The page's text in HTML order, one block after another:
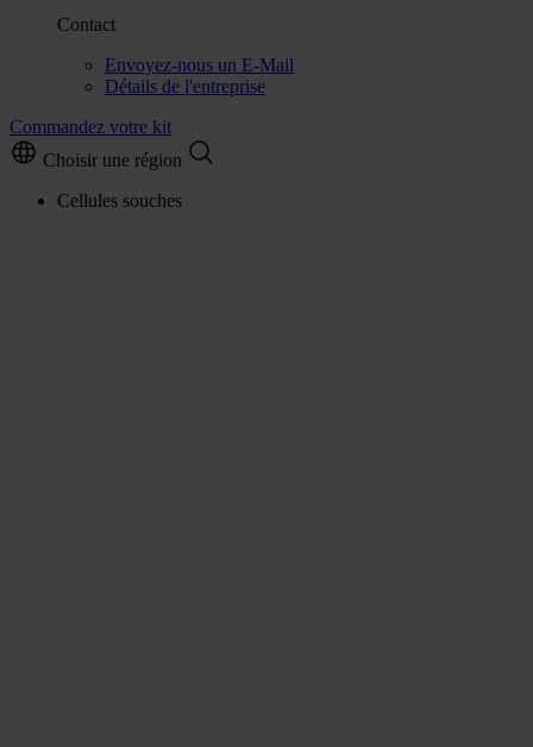
Contact
Envoyez-nous un E-Mail
Détails de l'entreprise
Commandez votre kit
Choisir une région
Cellules souches